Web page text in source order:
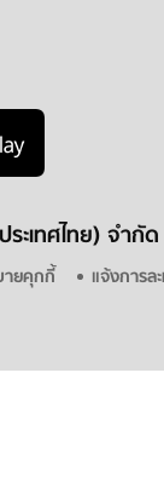
ะเทศไทย) จำกัด
ายคุกกี้ แจ้งการล